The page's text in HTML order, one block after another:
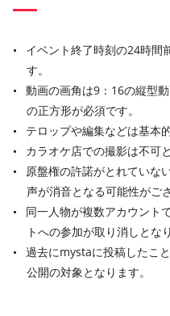
イベント終了時刻の24時間
す。
動画の画角は9：16の縦型
の正方形が必須です。
テロップや編集などは基本
カラオケ店での撮影は不可
原盤権の許諾がとれていな
声が消音となる可能性がご
同一人物が複数アカウント
トへの参加が取り消しとな
過去にmystaに投稿したこ
公開の対象となります。